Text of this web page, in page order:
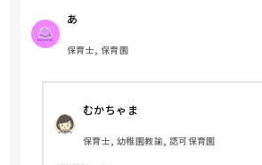
写真何枚
どんな文章（日常の流れだけ、成長を感
け）
など、わかりやすく教えていただける
あ
保育士, 保育園
むかちゃま
保育士, 幼稚園教諭, 認可保育園